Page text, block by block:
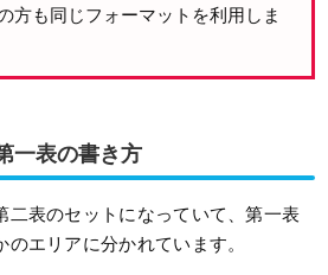
方も同じフォーマットを利用しま
一表の書き方
二表のセットになっていて、第一表
エリアに分かれています。